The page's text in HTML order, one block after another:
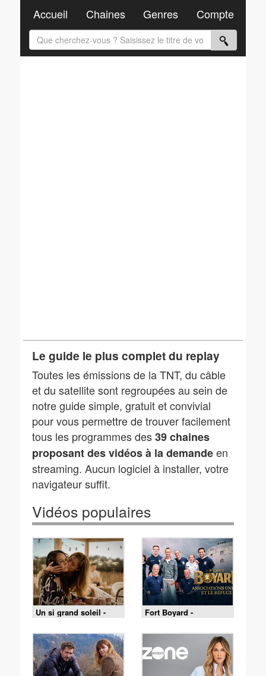
Le guide le plus complet du replay
Toutes les émissions de la TNT, du câble
et du satellite sont regroupées au sein de
notre guide simple, gratuit et convivial
pour vous permettre de trouver facilement
tous les programmes des39 chaines
proposant des vidéos à la demandeen
streaming. Aucun logiciel à installer, votre
navigateur suffit.
Vidéos populaires
Un si grand soleil -
07/08/2026
Fort Boyard -
08/08/2026
Accueil Chaines Genres Compte